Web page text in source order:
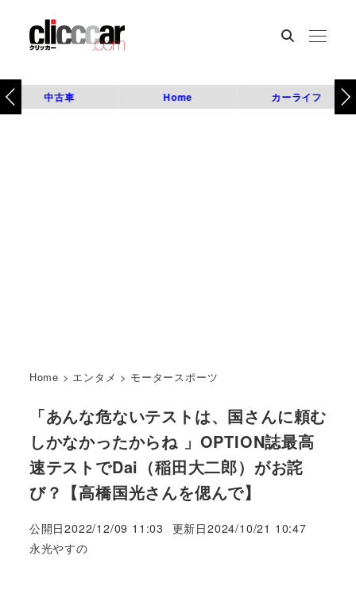
中古車 Home カーライフ
Home > エンタメ > モータースポーツ
「あんな危ないテストは、国さんに頼む
しかなかったからね 」OPTION誌最高
速テストでDai（稲田大二郎）がお詫
び？【高橋国光さんを偲んで】
公開日2022/12/09 11:03 更新日2024/10/21 10:47
著
永光やすの